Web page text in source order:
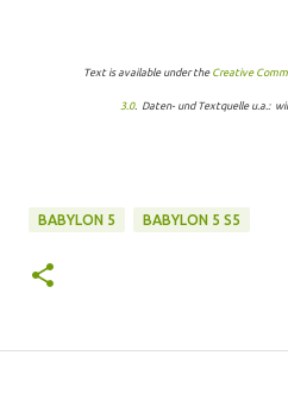
Text is available under the Creative
3.0. Daten- und Textquelle u.a.:
BABYLON 5 BABYLON 5 S5